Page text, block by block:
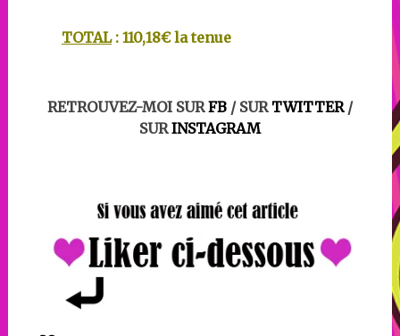
TOTAL: 110,18€ la tenue
RETROUVEZ-MOI SUR FB / SUR TWITTER/
SURINSTAGRAM